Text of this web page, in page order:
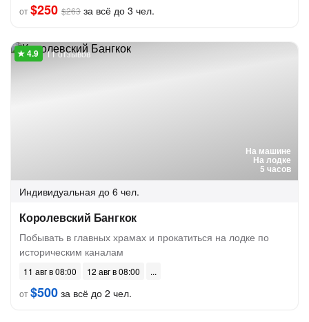
от$250 $263 за всё до 3 чел.
На машине
На лодке
5 часов
11 отзывов
Индивидуальная до 6 чел.
Королевский Бангкок
Побывать в главных храмах и прокатиться на лодке по
историческим каналам
11 авг в 08:00
12 авг в 08:00
от$500 за всё до 2 чел.